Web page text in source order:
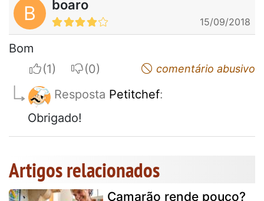
B boaro
15/09/2018
Bom
I apreciateI do not appreciatecomentário abusivo
Resposta Petitchef:
Obrigado!
Artigos relacionados
Camarão rende pouco?